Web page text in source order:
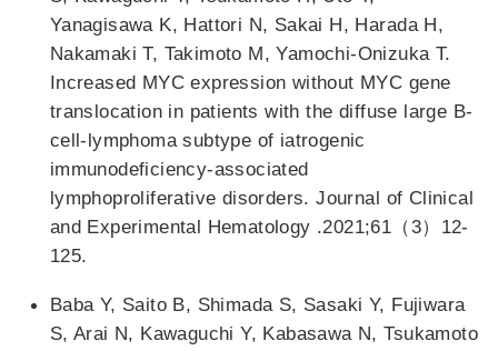
Yanagisawa K, Hattori N, Sakai H, Harada H,
Nakamaki T, Takimoto M, Yamochi-Onizuka T.
Increased MYC expression without MYC gene
translocation in patients with the diffuse large B-
cell-lymphoma subtype of iatrogenic
immunodeficiency-associated
lymphoproliferative disorders. Journal of Clinical
and Experimental Hematology .2021;61（3）12-
125.
Baba Y, Saito B, Shimada S, Sasaki Y, Fujiwara
S, Arai N, Kawaguchi Y, Kabasawa N, Tsukamoto